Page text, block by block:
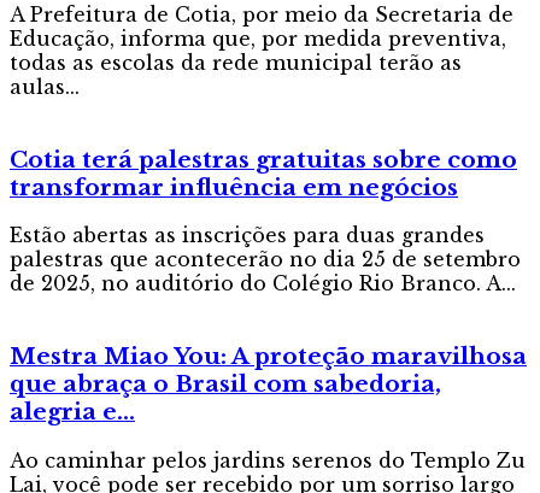
A Prefeitura de Cotia, por meio da Secretaria de
Educação, informa que, por medida preventiva,
todas as escolas da rede municipal terão as
aulas...
Cotia terá palestras gratuitas sobre como
transformar influência em negócios
Estão abertas as inscrições para duas grandes
palestras que acontecerão no dia 25 de setembro
de 2025, no auditório do Colégio Rio Branco. A...
Mestra Miao You: A proteção maravilhosa
que abraça o Brasil com sabedoria,
alegria e...
Ao caminhar pelos jardins serenos do Templo Zu
Lai, você pode ser recebido por um sorriso largo